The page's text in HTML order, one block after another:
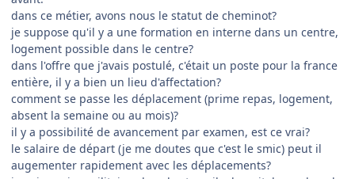
dans ce métier, avons nous le statut de cheminot?
je suppose qu'il y a une formation en interne dans un centre,
logement possible dans le centre?
dans l'offre que j'avais postulé, c'était un poste pour la france
entière, il y a bien un lieu d'affectation?
comment se passe les déplacement (prime repas, logement,
absent la semaine ou au mois)?
il y a possibilité de avancement par examen, est ce vrai?
le salaire de départ (je me doutes que c'est le smic) peut il
augementer rapidement avec les déplacements?